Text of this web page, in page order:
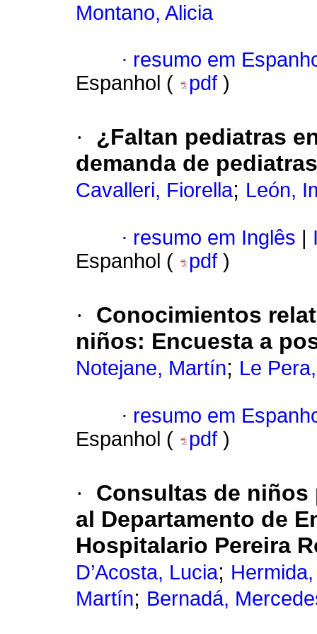
Montano, Alicia
· resumo em
Espanhol (
pdf )
·
¿Faltan pediatras
demanda de
Cavalleri, Fiorella; León,
· resumo em Inglês
Espanhol (
pdf )
·
Conocimientos
niños: Encuesta a
Notejane, Martín; Le
· resumo em
Espanhol (
pdf )
·
Consultas de
al Departamento de
Hospitalario Pereira
D’Acosta, Lucia;
Martín; Bernadá,